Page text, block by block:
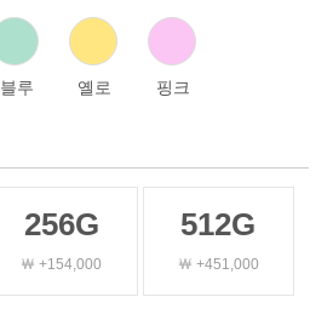
블루 옐로 핑크
256G
￦ +154,000
512G
￦ +451,000